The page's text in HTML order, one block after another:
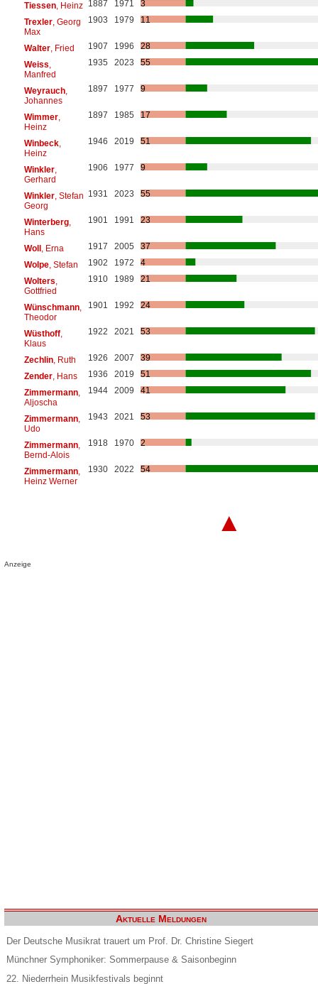
Tiessen, Heinz 1887 1971
3
Trexler, Georg
Max
1903 1979 11
Walter, Fried 1907 1996
28
Weiss
Manfred
1935 2023 55
Weyrauch,
Johannes
1897 1977 9
Wimmer,
Heinz
1897 1985 17
Winbeck,
Heinz
1946 2019 51
Winkler,
Gerhard
1906 1977 9
Winkler, Stefan
Georg
1931 2023 55
Winterberg,
Hans
1901 1991 23
Woll, Erna 1917 2005
37
Wolpe, Stefan 1902 1972
4
Wolters
Gottfried
1910 1989 21
Wünschmann,
Theodor
1901 1992 24
Wüsthoff,
Klaus
1922 2021 53
Zechlin, Ruth 1926 2007
39
Zender, Hans 1936 2019
51
Zimmermann,
Aljoscha
1944 2009 41
Zimmermann,
Udo
1943 2021 53
Zimmermann,
Bernd-Alois
1918 1970 2
Zimmermann,
Heinz Werner
1930 2022 54
▲
Anzeige
Aktuelle Meldungen
Der Deutsche Musikrat trauert um Prof. Dr. Christine Siegert
Münchner Symphoniker: Sommerpause & Saisonbeginn
22. Niederrhein Musikfestivals beginnt